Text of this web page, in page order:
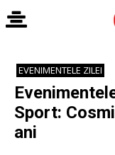
EVENIMENTELE ZILEI
Sport:
ani